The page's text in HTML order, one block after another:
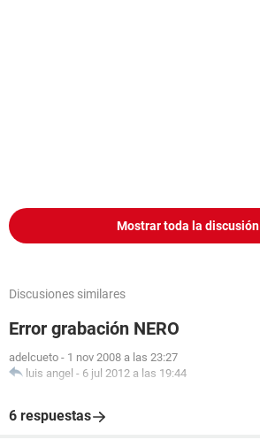
Mostrar toda la discusión
Discusiones similares
Error grabación NERO
adelcueto - 1 nov 2008 a las 23:27
luis angel - 6 jul 2012 a las 19:44
6 respuestas